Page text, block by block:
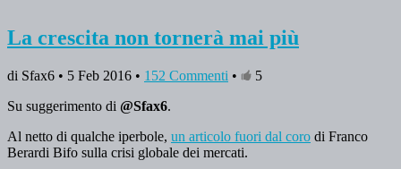
La crescita non tornerà mai più
di Sfax6 • 5 Feb 2016 • 152 Commenti •
5
Su suggerimento di @Sfax6.
Al netto di qualche iperbole, un articolo fuori dal coro di Franco
Berardi Bifo sulla crisi globale dei mercati.